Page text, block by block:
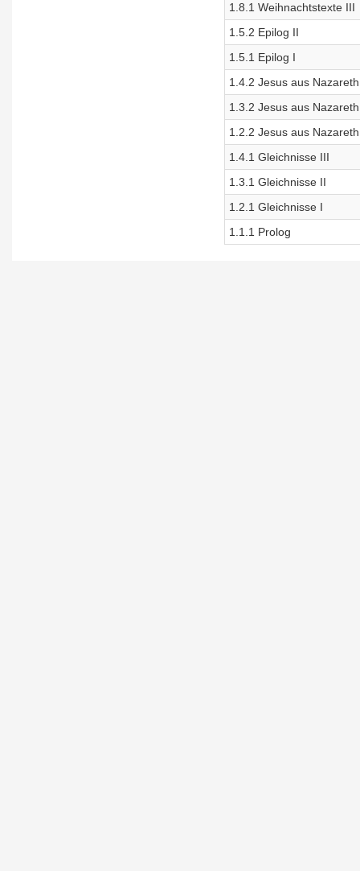
1.8.1 Weihnachtstexte III
1.5.2 Epilog II
1.5.1 Epilog I
1.4.2 Jesus aus
1.3.2 Jesus aus
1.2.2 Jesus aus
1.4.1 Gleichnisse III
1.3.1 Gleichnisse II
1.2.1 Gleichnisse I
1.1.1 Prolog